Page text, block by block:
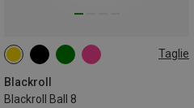
Taglie
Blackroll
Blackroll Ball 8
8CM